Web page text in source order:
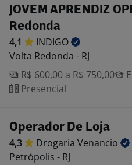
JOVEM APRENDIZ
Redonda
4,1
INDIGO
Volta Redonda - RJ
R$ 600,00 a R$ 750,00
Presencial
Operador De Loja
4,3 Drogaria Venancio
Petrópolis - RJ